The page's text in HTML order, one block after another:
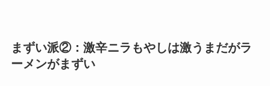
まずい派②：激辛ニラもやしは激うまだがラ
ーメンがまずい